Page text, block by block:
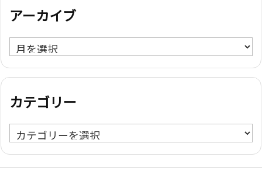
アーカイブ
ア
ー
カ
ブ
カテゴリー
カ
テ